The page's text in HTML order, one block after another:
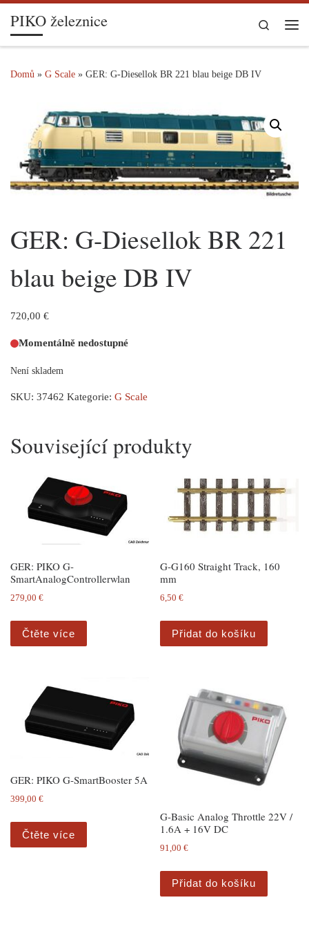
Skip to content
PIKO železnice
Search
Domů » G Scale » GER: G-Diesellok BR 221 blau beige DB IV
GER: G-Diesellok BR 221
blau beige DB IV
720,00 €
Momentálně nedostupné
Není skladem
SKU: 37462 Kategorie: G Scale
Související produkty
GER: PIKO G-
SmartAnalogControllerwlan
279,00 €
Čtěte více
G-G160 Straight Track, 160
mm
6,50€
Přidat do košíku
GER: PIKO G-SmartBooster 5A
399,00 €
Čtěte více
G-Basic Analog Throttle 22V /
1.6A + 16V DC
91,00€
Přidat do košíku